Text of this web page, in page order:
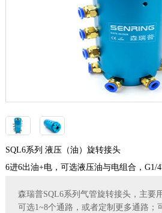
SQL6系列 液压（油）旋转接头
6进6出油+电，可选液压油与电组合，G1/
森瑞普SQL6系列气管旋转接头，主要
可选1~8个通路，或者定制更多通路；